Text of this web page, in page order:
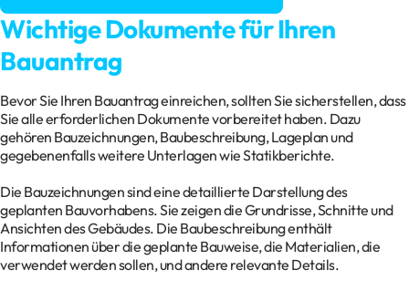
Wichtige Dokumente für Ihren
Bauantrag
Bevor Sie Ihren Bauantrag einreichen, sollten Sie sicherstellen, dass
Sie alle erforderlichen Dokumente vorbereitet haben. Dazu
gehören Bauzeichnungen, Baubeschreibung, Lageplan und
gegebenenfalls weitere Unterlagen wie Statikberichte.
Die Bauzeichnungen sind eine detaillierte Darstellung des
geplanten Bauvorhabens. Sie zeigen die Grundrisse, Schnitte und
Ansichten des Gebäudes. Die Baubeschreibung enthält
Informationen über die geplante Bauweise, die Materialien, die
verwendet werden sollen, und andere relevante Details.